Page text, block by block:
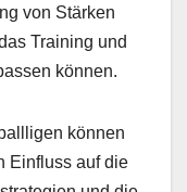
von Stärken
Training und
können.
können
Einfluss auf die